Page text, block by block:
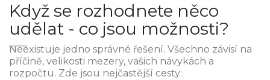
Když se rozhodnete něco
udělat - co jsou možnosti?
Neexistuje jedno správné řešení. Všechno závisí na
příčině, velikosti mezery, vašich návykách a
rozpočtu. Zde jsou nejčastější cesty: